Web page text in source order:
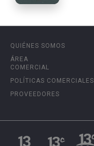
QUIÉNES SOMOS
ÁREA
COMERCIAL
POLÍTICAS COMERCIALES
PROVEEDORES